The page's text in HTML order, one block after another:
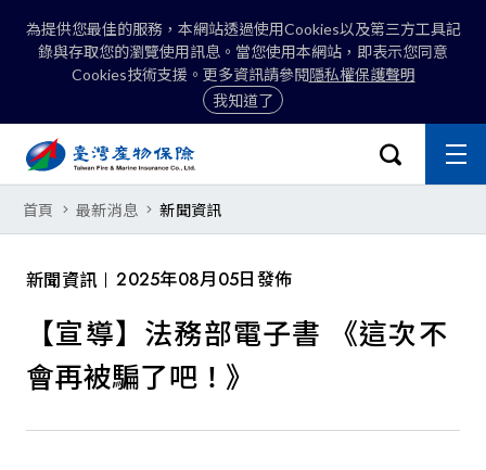
為提供您最佳的服務，本網站透過使用Cookies以及第三方工具記
錄與存取您的瀏覽使用訊息。當您使用本網站，即表示您同意
Cookies技術支援。更多資訊請參閱隱私權保護聲明
我知道了
:::
開啟搜尋選
關
主
【宣導】法務部電子書 《這次不
首頁 最新消息 新聞資訊
新聞資訊 2025年08月05日發佈
【宣導】法務部電子書 《這次不
會再被騙了吧！》